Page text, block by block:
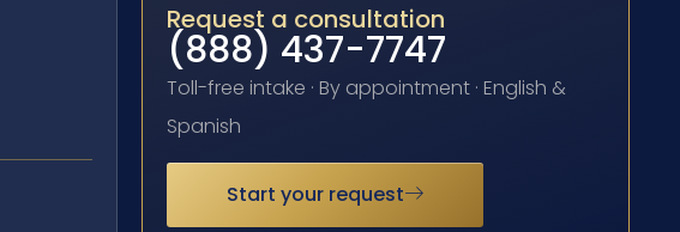
Request a consultation
(888) 437-7747
Toll-free intake · By appointment · English &
Spanish
Start your request